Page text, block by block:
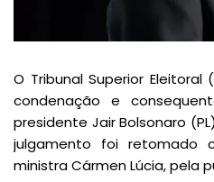
O Tribunal Superior
condenação e
presidente Jair Bolsonaro
julgamento foi retomado
ministra Cármen Lúcia, pela